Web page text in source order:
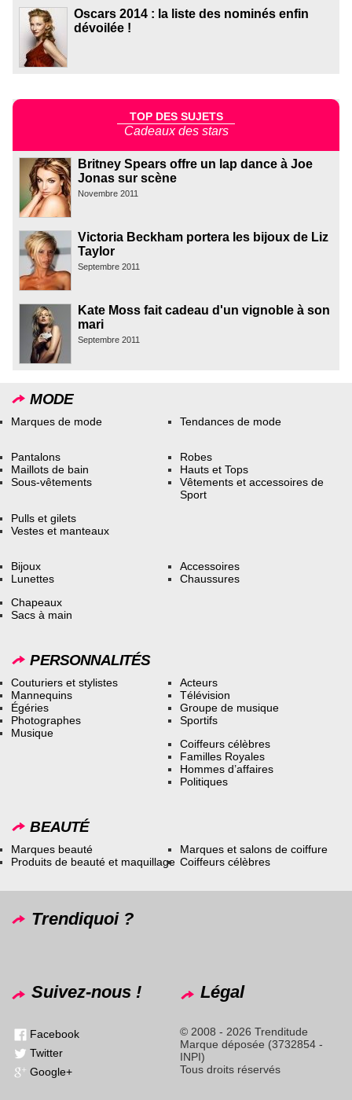
Oscars 2014 : la liste des nominés enfin
dévoilée !
TOP DES SUJETS
Cadeaux des stars
Britney Spears offre un lap dance à Joe
Jonas sur scène
Novembre 2011
Victoria Beckham portera les bijoux de Liz
Taylor
Septembre 2011
Kate Moss fait cadeau d'un vignoble à son
mari
Septembre 2011
MODE
Marques de mode Tendances de mode
Pantalons
Maillots de bain
Sous-vêtements
Robes
Hauts et Tops
Vêtements et accessoires de
Sport
Pulls et gilets
Vestes et manteaux
Bijoux
Lunettes
Accessoires
Chaussures
Chapeaux
Sacs à main
PERSONNALITÉS
Couturiers et stylistes
Mannequins
Égéries
Photographes
Musique
Acteurs
Télévision
Groupe de musique
Sportifs
Coiffeurs célèbres
Familles Royales
Hommes d’affaires
Politiques
BEAUTÉ
Marques beauté
Produits de beauté et maquillage
Marques et salons de coiffure
Coiffeurs célèbres
Trendiquoi ?
Suivez-nous !
Facebook
Twitter
Google+
Légal
© 2008 - 2026 Trenditude
Marque déposée (3732854 -
INPI)
Tous droits réservés